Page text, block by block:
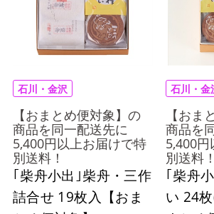
石川・金沢
【おまとめ便対象】の
商品を同一配送先に
5,400円以上お届けで特
別送料！
｢柴舟小出｣柴舟・三作
詰合せ 19枚入【おま
石川・金
【おま
商品を
5,400
別送料！
｢柴舟
い 24